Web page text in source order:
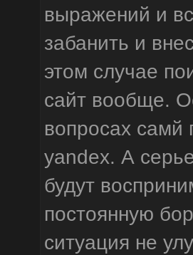
выражений и
забанить и
этом случае
сайт вообще.
вопросах самй
yandex. А
будут
постоянную
ситуация не